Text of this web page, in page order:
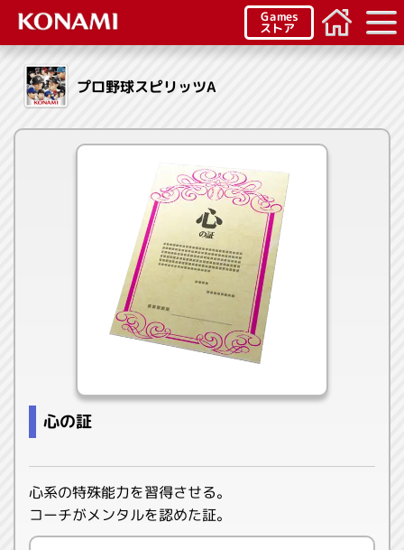
Games
ストア
プロ野球スピリッツA
心の証
心系の特殊能力を習得させる。
コーチがメンタルを認めた証。